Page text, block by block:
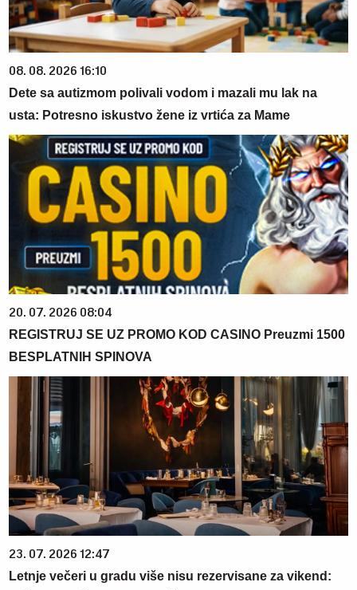
08. 08. 2026 16:10
Dete sa autizmom polivali vodom i mazali mu lak na
usta: Potresno iskustvo žene iz vrtića za Mame
20. 07. 2026 08:04
REGISTRUJ SE UZ PROMO KOD CASINO Preuzmi 1500
BESPLATNIH SPINOVA
23. 07. 2026 12:47
Letnje večeri u gradu više nisu rezervisane za vikend: